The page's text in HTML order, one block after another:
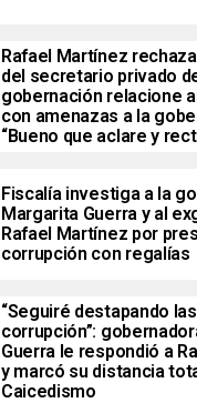
Rafael Martínez
del secretario privado
gobernación relacione
con amenazas a la
“Bueno que aclare y
Fiscalía investiga a la
Margarita Guerra y al
Rafael Martínez por
corrupción con regalías
“Seguiré destapando
corrupción”:
Guerra le respondió a
y marcó su distancia
Caicedismo